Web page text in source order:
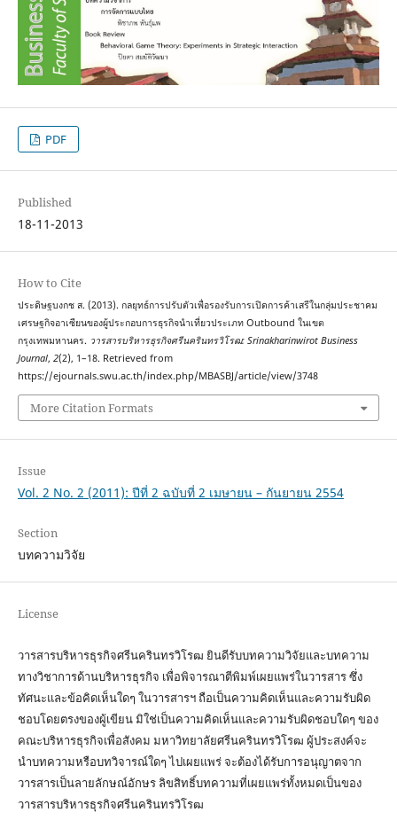
PDF
Published
18-11-2013
How to Cite
ประดิษฐบงกช ส. (2013). กลยุทธ์การปรับตัวเพื่อรองรับการเปิดการค้าเสรีในกลุ่มประชาคม
เศรษฐกิจอาเซียนของผู้ประกอบการธุรกิจนำเที่ยวประเภท Outbound ในเขต
กรุงเทพมหานคร. วารสารบริหารธุรกิจศรีนครินทรวิโรฒ: Srinakharinwirot Business
Journal, 2(2), 1–18. Retrieved from
https://ejournals.swu.ac.th/index.php/MBASBJ/article/view/3748
More Citation Formats
Issue
Vol. 2 No. 2 (2011): ปีที่ 2 ฉบับที่ 2 เมษายน – กันยายน 2554
Section
บทความวิจัย
License
วารสารบริหารธุรกิจศรีนครินทรวิโรฒ ยินดีรับบทความวิจัยและบทความ
ทางวิชาการด้านบริหารธุรกิจ เพื่อพิจารณาตีพิมพ์เผยแพร่ในวารสาร ซึ่ง
ทัศนะและข้อคิดเห็นใดๆ ในวารสารฯ ถือเป็นความคิดเห็นและความรับผิด
ชอบโดยตรงของผู้เขียน มิใช่เป็นความคิดเห็นและความรับผิดชอบใดๆ ของ
คณะบริหารธุรกิจเพื่อสังคม มหาวิทยาลัยศรีนครินทรวิโรฒ ผู้ประสงค์จะ
นำบทความหรือบทวิจารณ์ใดๆ ไปเผยแพร่ จะต้องได้รับการอนุญาตจาก
วารสารเป็นลายลักษณ์อักษร ลิขสิทธิ์บทความที่เผยแพร่ทั้งหมดเป็นของ
วารสารบริหารธุรกิจศรีนครินทรวิโรฒ